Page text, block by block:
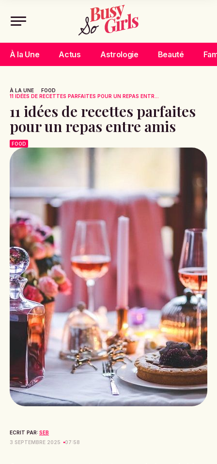
À la Une Actus Astrologie Beauté
À LA UNE
FOOD
11 IDÉES DE RECETTES PARFAITES POUR UN REPAS ENTR...
11 idées de recettes parfaites
pour un repas entre amis
FOOD
ECRIT PAR: SEB
3 SEPTEMBRE 2025
07:58